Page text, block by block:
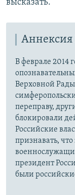
высказать.
Аннексия
В феврале 2014
Верховной
переправу,
блокировали
Российские
признавать,
президент
были